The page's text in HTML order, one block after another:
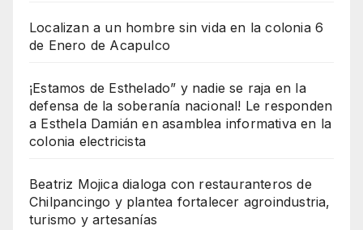
Localizan a un hombre sin vida en la colonia 6
de Enero de Acapulco
¡Estamos de Esthelado” y nadie se raja en la
defensa de la soberanía nacional! Le responden
a Esthela Damián en asamblea informativa en la
colonia electricista
Beatriz Mojica dialoga con restauranteros de
Chilpancingo y plantea fortalecer agroindustria,
turismo y artesanías